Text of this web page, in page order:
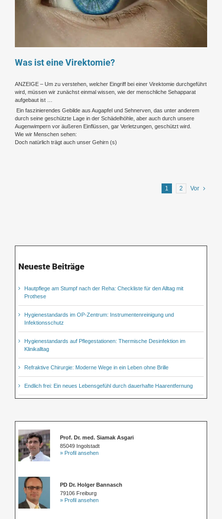
Was ist eine Virektomie?
ANZEIGE – Um zu verstehen, welcher Eingriff bei einer Virektomie durchgeführt
wird, müssen wir zunächst einmal wissen, wie der menschliche Sehapparat
aufgebaut ist …
Ein faszinierendes Gebilde aus Augapfel und Sehnerven, das unter anderem
durch seine geschützte Lage in der Schädelhöhle, aber auch durch unsere
Augenwimpern vor äußeren Einflüssen, gar Verletzungen, geschützt wird.
Wie wir Menschen sehen:
Doch natürlich trägt auch unser Gehirn (s)
1 2 Vor
Neueste Beiträge
Hautpflege am Stumpf nach der Reha: Checkliste für den Alltag mit
Prothese
Hygienestandards im OP-Zentrum: Instrumentenreinigung und
Infektionsschutz
Hygienestandards auf Pflegestationen: Thermische Desinfektion im
Klinikalltag
Refraktive Chirurgie: Moderne Wege in ein Leben ohne Brille
Endlich frei: Ein neues Lebensgefühl durch dauerhafte Haarentfernung
Prof. Dr. med. Siamak Asgari
85049 Ingolstadt
» Profil ansehen
PD Dr. Holger Bannasch
79106 Freiburg
» Profil ansehen